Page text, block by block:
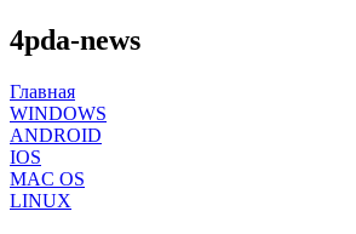
4pda-news
Главная
WINDOWS
ANDROID
IOS
MAC OS
LINUX